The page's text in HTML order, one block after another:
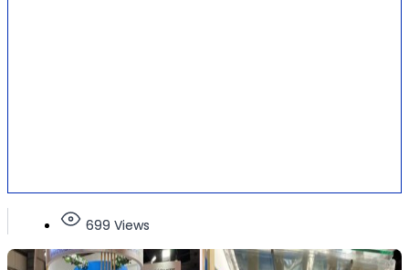
699 Views